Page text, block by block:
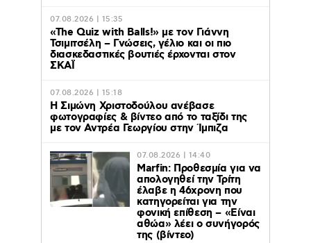
07.08.2026 | 15:35
«The Quiz with Balls!» με τον Γιάννη
Τσιμιτσέλη – Γνώσεις, γέλιο και οι πιο
διασκεδαστικές βουτιές έρχονται στον
ΣΚΑΪ
07.08.2026 | 15:18
Η Σιμώνη Χριστοδούλου ανέβασε
φωτογραφίες & βίντεο από το ταξίδι της
με τον Αντρέα Γεωργίου στην Ίμπιζα
07.08.2026 | 14:40
Marfin: Προθεσμία για να
απολογηθεί την Τρίτη
έλαβε η 46χρονη που
κατηγορείται για την
φονική επίθεση – «Είναι
αθώα» λέει ο συνήγορός
της (βίντεο)